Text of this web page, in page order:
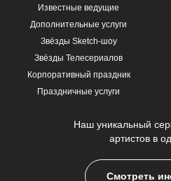
Известные ведущие
Дополнительные услуги
Звёзды Sketch-шоу
Звёзды Телесериалов
Корпоративный праздник
Праздничные услуги
Наш уникальный
артистов в
Смотреть